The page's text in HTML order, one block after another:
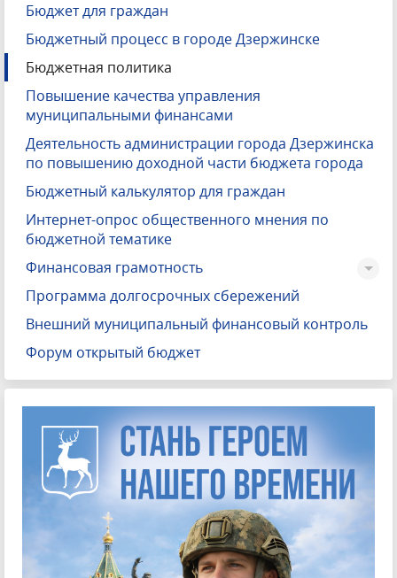
Бюджет для граждан
Бюджетный процесс в городе Дзержинске
Бюджетная политика
Повышение качества управления
муниципальными финансами
Деятельность администрации города Дзержинска
по повышению доходной части бюджета города
Бюджетный калькулятор для граждан
Интернет-опрос общественного мнения по
бюджетной тематике
Финансовая грамотность
Программа долгосрочных сбережений
Внешний муниципальный финансовый контроль
Форум открытый бюджет